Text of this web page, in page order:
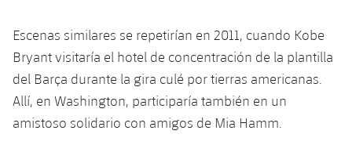
Jugadores
Fotos
Jugadores
Clasificaciones
Junior
Juvenil
Infantil
Información general
plusicon
más
Noticias
Atletismo
plusicon
más
Actualidad
Baloncesto en silla de ruedas
plusicon
más
Escenas similares se repetirían en 2011, cuando Kobe
Bryant visitaría el hotel de concentración de la plantilla
del Barça durante la gira culé por tierras americanas.
Allí, en Washington, participaría también en un
amistoso solidario con amigos de Mia Hamm.